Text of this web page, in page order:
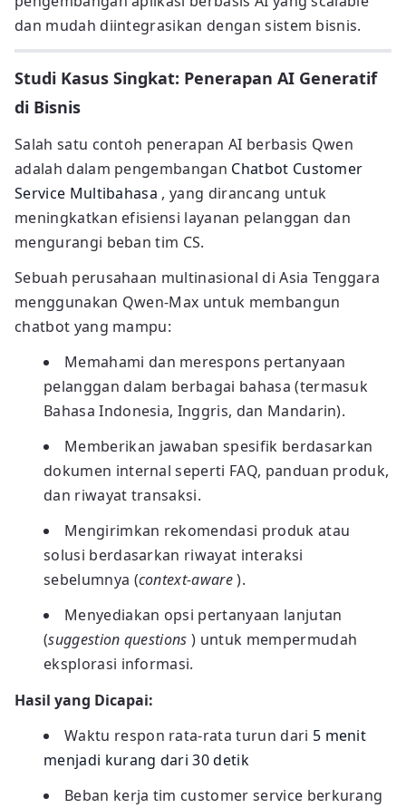
dan mudah diintegrasikan dengan sistem bisnis.
Studi Kasus Singkat: Penerapan AI Generatif
di Bisnis
Salah satu contoh penerapan AI berbasis Qwen
adalah dalam pengembangan Chatbot Customer
Service Multibahasa , yang dirancang untuk
meningkatkan efisiensi layanan pelanggan dan
mengurangi beban tim CS.
Sebuah perusahaan multinasional di Asia Tenggara
menggunakan Qwen-Max untuk membangun
chatbot yang mampu:
Memahami dan merespons pertanyaan
pelanggan dalam berbagai bahasa (termasuk
Bahasa Indonesia, Inggris, dan Mandarin).
Memberikan jawaban spesifik berdasarkan
dokumen internal seperti FAQ, panduan produk,
dan riwayat transaksi.
Mengirimkan rekomendasi produk atau
solusi berdasarkan riwayat interaksi
sebelumnya (context-aware).
Menyediakan opsi pertanyaan lanjutan
(suggestion questions) untuk mempermudah
eksplorasi informasi.
Hasil yang Dicapai:
Waktu respon rata-rata turun dari 5 menit
menjadi kurang dari 30 detik
Beban kerja tim customer service berkurang